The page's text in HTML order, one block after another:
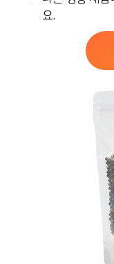
요.